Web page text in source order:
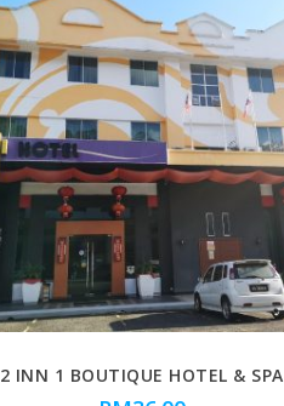
2 INN 1 BOUTIQUE HOTEL & SPA